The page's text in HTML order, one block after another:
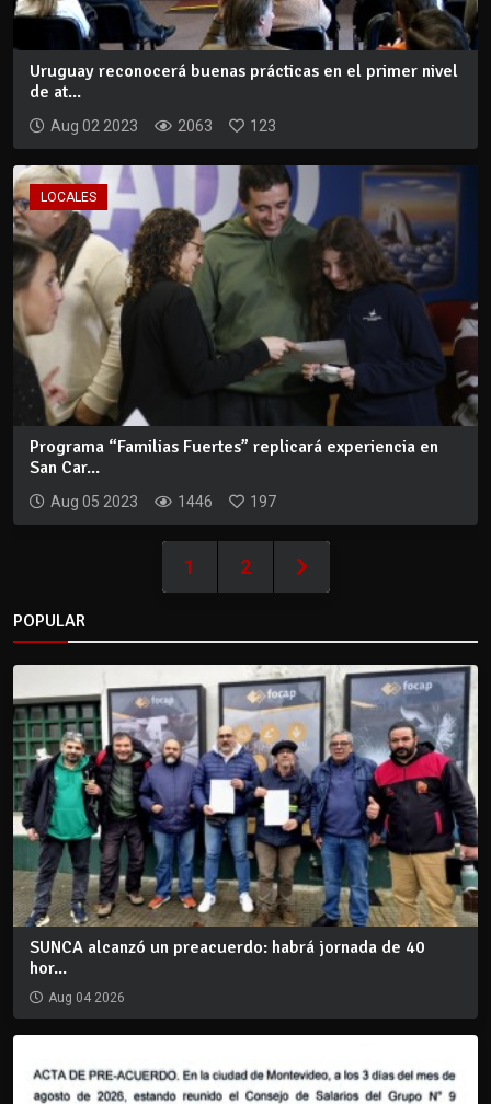
Uruguay reconocerá buenas prácticas en el primer nivel
de at...
Aug 02 2023 2063 123
LOCALES
Programa “Familias Fuertes” replicará experiencia en
San Car...
Aug 05 2023 1446 197
1 2
POPULAR
SUNCA alcanzó un preacuerdo: habrá jornada de 40
hor...
Aug 04 2026